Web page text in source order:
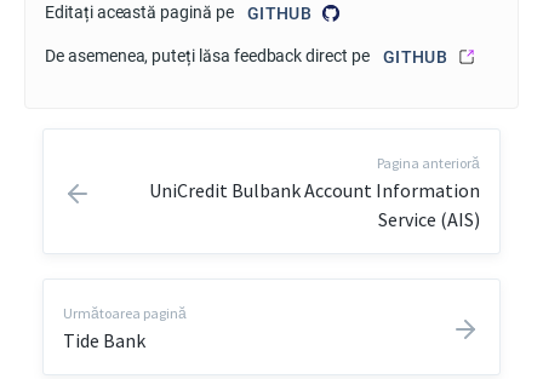
Editați această pagină pe GITHUB
De asemenea, puteți lăsa feedback direct pe GITHUB
Pagina anterioră
UniCredit Bulbank Account Information
Service (AIS)
Următoarea pagină
Tide Bank